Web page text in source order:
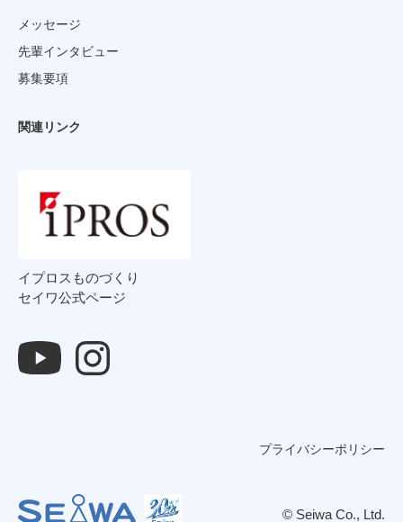
メッセージ
先輩インタビュー
募集要項
関連リンク
イプロスものづくり
セイワ公式ページ
プライバシーポリシー
© Seiwa Co., Ltd.